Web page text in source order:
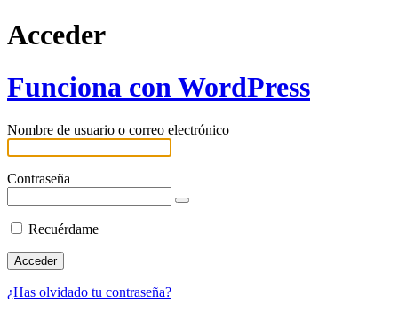
Acceder
Funciona con WordPress
Nombre de usuario o correo electrónico
Contraseña
Recuérdame
¿Has olvidado tu contraseña?